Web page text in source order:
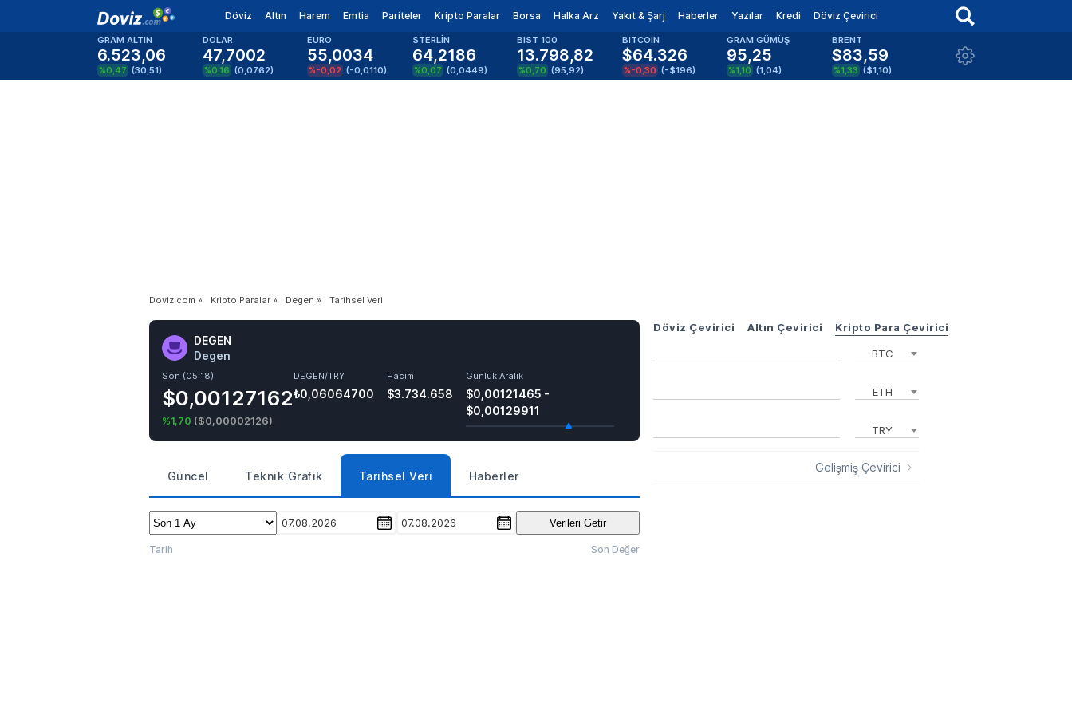
Döviz Altın Harem Emtia Pariteler Kripto Paralar Borsa Halka Arz Yakıt & Şarj Haberler Yazılar Kredi Döviz Çevirici
GRAM ALTIN
6.523,06
%0,47 (30,51)
DOLAR
47,7002
%0,16 (0,0762)
EURO
55,0034
%-0,02 (-0,0110)
STERLİN
64,2186
%0,07 (0,0449)
BIST 100
13.798,82
%0,70 (95,92)
BITCOIN
$64.326
%-0,30 (-$196)
GRAM GÜMÜŞ
95,25
%1,10 (1,04)
BRENT
$83,59
%1,33 ($1,10)
Doviz.com » Kripto Paralar » Degen » Tarihsel Veri
DEGEN
Degen
Son (05:18)
$0,00127162
%1,70 ($0,00002126)
DEGEN/TRY
₺0,06064700
Hacim
$3.734.658
Günlük Aralık
$0,00121465 -
$0,00129911
Güncel Teknik Grafik Tarihsel Veri Haberler
07.08.2026 07.08.2026 Verileri Getir
Tarih Son Değer
Döviz Çevirici Altın Çevirici Kripto Para Çevirici
BTC
ETH
TRY
Gelişmiş Çevirici